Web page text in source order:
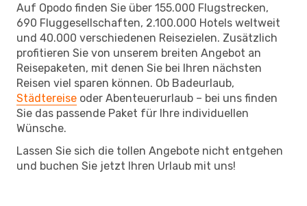
Auf Opodo finden Sie über 155.000 Flugstrecken,
690 Fluggesellschaften, 2.100.000 Hotels weltweit
und 40.000 verschiedenen Reisezielen. Zusätzlich
profitieren Sie von unserem breiten Angebot an
Reisepaketen, mit denen Sie bei Ihren nächsten
Reisen viel sparen können. Ob Badeurlaub,
Städtereise oder Abenteuerurlaub – bei uns finden
Sie das passende Paket für Ihre individuellen
Wünsche.
Lassen Sie sich die tollen Angebote nicht entgehen
und buchen Sie jetzt Ihren Urlaub mit uns!